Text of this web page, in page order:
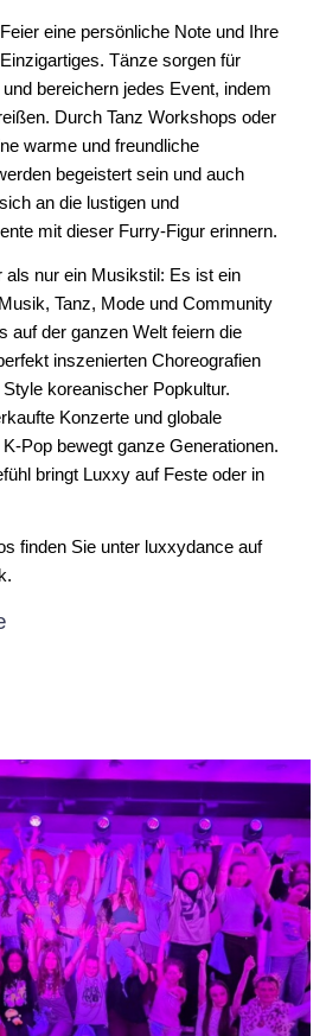
eine persönliche Note und Ihre
Tänze sorgen für
bereichern jedes Event, indem
Durch Tanz Workshops oder
warme und freundliche
begeistert sein und auch
an die lustigen und
mit dieser Furry-Figur erinnern.
als nur ein Musikstil: Es ist ein
Tanz, Mode und Community
auf der ganzen Welt feiern die
inszenierten Choreografien
koreanischer Popkultur.
Konzerte und globale
bewegt ganze Generationen.
bringt Luxxy auf Feste oder in
finden Sie unter luxxydance auf